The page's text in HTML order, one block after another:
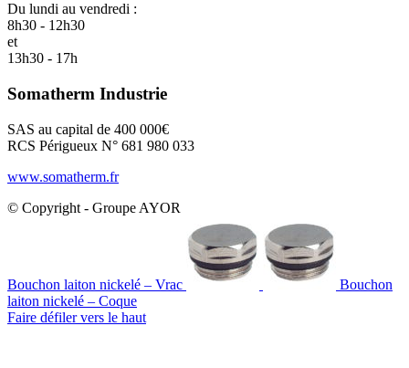
Du lundi au vendredi :
8h30 - 12h30
et
13h30 - 17h
Somatherm Industrie
SAS au capital de 400 000€
RCS Périgueux N° 681 980 033
www.somatherm.fr
© Copyright - Groupe AYOR
Bouchon laiton nickelé – Vrac
Bouchon
laiton nickelé – Coque
Faire défiler vers le haut